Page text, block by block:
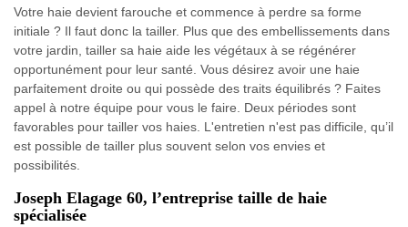
Votre haie devient farouche et commence à perdre sa forme
initiale ? Il faut donc la tailler. Plus que des embellissements dans
votre jardin, tailler sa haie aide les végétaux à se régénérer
opportunément pour leur santé. Vous désirez avoir une haie
parfaitement droite ou qui possède des traits équilibrés ? Faites
appel à notre équipe pour vous le faire. Deux périodes sont
favorables pour tailler vos haies. L'entretien n'est pas difficile, qu’il
est possible de tailler plus souvent selon vos envies et
possibilités.
Joseph Elagage 60, l’entreprise taille de haie
spécialisée